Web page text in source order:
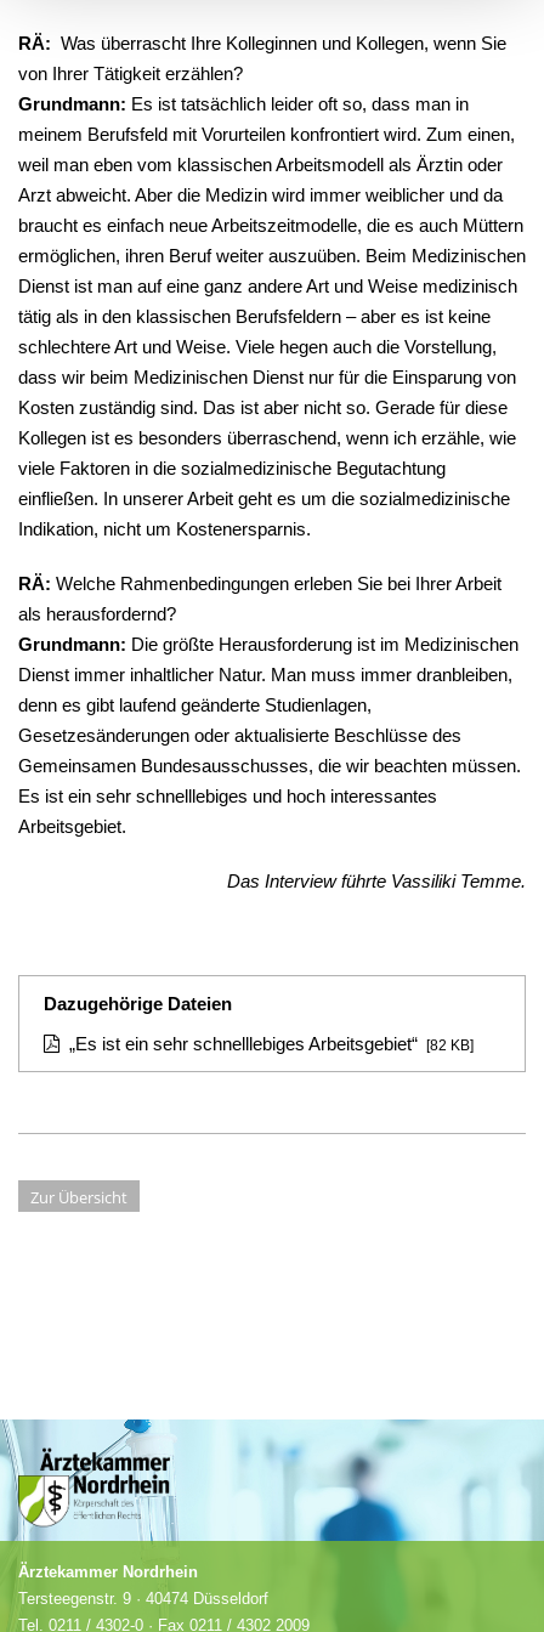
RÄ: Was überrascht Ihre Kolleginnen und Kollegen, wenn Sie
von Ihrer Tätigkeit erzählen?
Grundmann: Es ist tatsächlich leider oft so, dass man in
meinem Berufsfeld mit Vorurteilen konfrontiert wird. Zum einen,
weil man eben vom klassischen Arbeitsmodell als Ärztin oder
Arzt abweicht. Aber die Medizin wird immer weiblicher und da
braucht es einfach neue Arbeitszeitmodelle, die es auch Müttern
ermöglichen, ihren Beruf weiter auszuüben. Beim Medizinischen
Dienst ist man auf eine ganz andere Art und Weise medizinisch
tätig als in den klassischen Berufsfeldern – aber es ist keine
schlechtere Art und Weise. Viele hegen auch die Vorstellung,
dass wir beim Medizinischen Dienst nur für die Einsparung von
Kosten zuständig sind. Das ist aber nicht so. Gerade für diese
Kollegen ist es besonders überraschend, wenn ich erzähle, wie
viele Faktoren in die sozialmedizinische Begutachtung
einfließen. In unserer Arbeit geht es um die sozialmedizinische
Indikation, nicht um Kostenersparnis.
RÄ: Welche Rahmenbedingungen erleben Sie bei Ihrer Arbeit
als herausfordernd?
Grundmann: Die größte Herausforderung ist im Medizinischen
Dienst immer inhaltlicher Natur. Man muss immer dranbleiben,
denn es gibt laufend geänderte Studienlagen,
Gesetzesänderungen oder aktualisierte Beschlüsse des
Gemeinsamen Bundesausschusses, die wir beachten müssen.
Es ist ein sehr schnelllebiges und hoch interessantes
Arbeitsgebiet.
Das Interview führte Vassiliki Temme.
Dazugehörige Dateien
„Es ist ein sehr schnelllebiges Arbeitsgebiet“ [82 KB]
Zur Übersicht
Ärztekammer Nordrhein
Tersteegenstr. 9 · 40474 Düsseldorf
Tel. 0211 / 4302-0 · Fax 0211 / 4302 2009